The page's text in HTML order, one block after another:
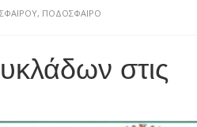
, ΠΟΔΟΣΦΑΙΡΟ
στις